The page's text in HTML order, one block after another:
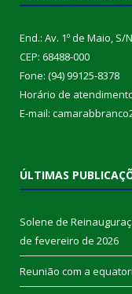
End.: Av. 1º de Maio, S/
CEP: 68488-000
Fone: (94) 99125-8378
Horário de
E-mail:
ÚLTIMAS
Solene de
de fevereiro de 2026
Reunião com a